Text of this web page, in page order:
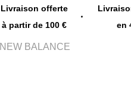
Livraison offerte
à partir de 100 €
en
NEW BALANCE